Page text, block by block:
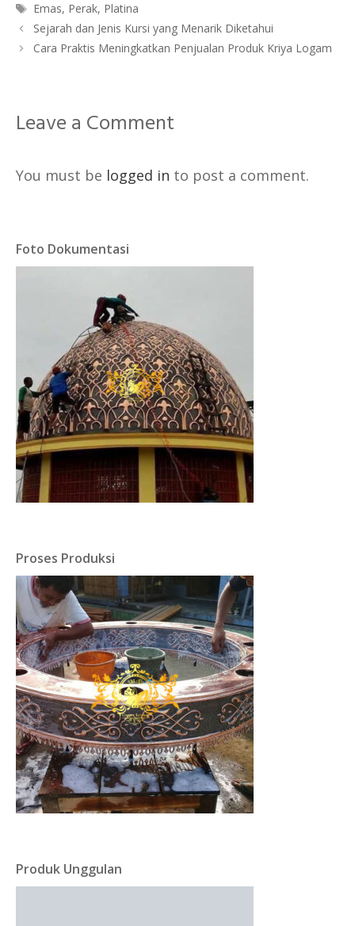
Tags
Emas, Perak, Platina
Sejarah dan Jenis Kursi yang Menarik Diketahui
Cara Praktis Meningkatkan Penjualan Produk Kriya Logam
Leave a Comment
You must be logged in to post a comment.
Foto Dokumentasi
Proses Produksi
Produk Unggulan